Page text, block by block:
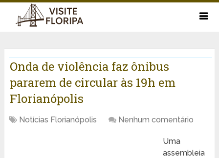
Onda de violência faz ônibus
pararem de circular às 19h em
Florianópolis
Notícias Florianópolis Nenhum comentário
Uma
assembleia